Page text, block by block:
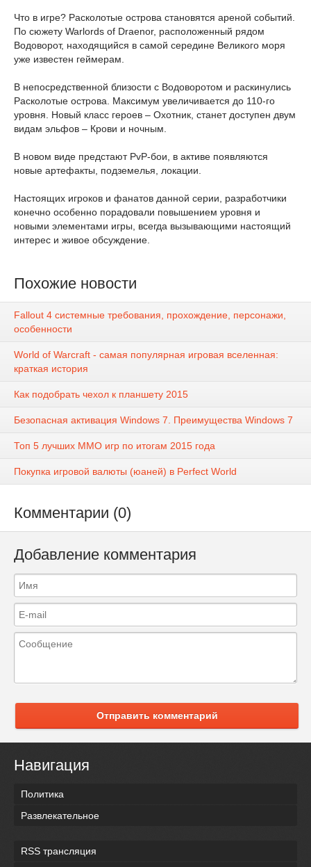
Что в игре? Расколотые острова становятся ареной событий.
По сюжету Warlords of Draenor, расположенный рядом
Водоворот, находящийся в самой середине Великого моря
уже известен геймерам.
В непосредственной близости с Водоворотом и раскинулись
Расколотые острова. Максимум увеличивается до 110-го
уровня. Новый класс героев – Охотник, станет доступен двум
видам эльфов – Крови и ночным.
В новом виде предстают PvP-бои, в активе появляются
новые артефакты, подземелья, локации.
Настоящих игроков и фанатов данной серии, разработчики
конечно особенно порадовали повышением уровня и
новыми элементами игры, всегда вызывающими настоящий
интерес и живое обсуждение.
Похожие новости
Fallout 4 системные требования, прохождение, персонажи,
особенности
World of Warcraft - самая популярная игровая вселенная:
краткая история
Как подобрать чехол к планшету 2015
Безопасная активация Windows 7. Преимущества Windows 7
Топ 5 лучших ММО игр по итогам 2015 года
Покупка игровой валюты (юаней) в Perfect World
Комментарии (0)
Добавление комментария
Отправить комментарий
Навигация
Политика
Развлекательное
RSS трансляция